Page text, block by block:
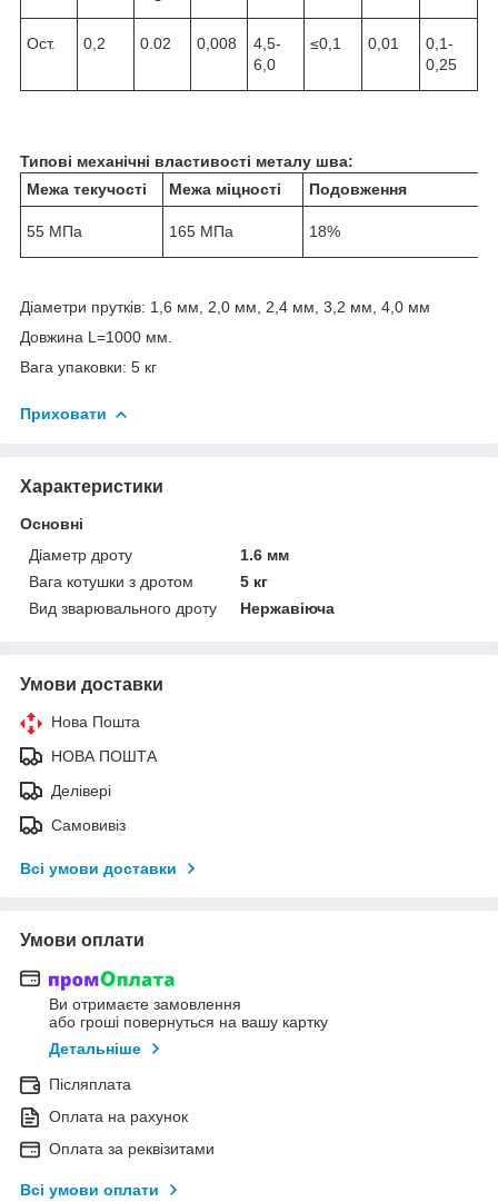
Ост. 0,2 0.02 0,008
4,5-
6,0
≤0,1 0,01
0,1-
0,25
Типові механічні властивості металу шва:
Межа текучості
Межа міцності Подовження
55 МПа 165 МПа 18%
Діаметри прутків: 1,6 мм, 2,0 мм, 2,4 мм, 3,2 мм, 4,0 мм
Довжина L=1000 мм.
Вага упаковки: 5 кг
Приховати
Характеристики
Основні
Діаметр дроту
1.6 мм
Вага котушки з дротом
5 кг
Вид зварювального дроту
Нержавіюча
Умови доставки
Нова Пошта
НОВА ПОШТА
Делівері
Самовивіз
Всі умови доставки
Умови оплати
Ви отримаєте замовлення
або гроші повернуться на вашу картку
Детальніше
Післяплата
Оплата на рахунок
Оплата за реквізитами
Всі умови оплати